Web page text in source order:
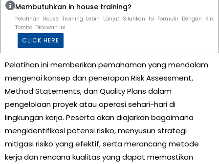
Membutuhkan in house training?
Pelatihan House Training Lebih Lanjut Silahkan Isi Formulir Dengan Klik
Tombol Dibawah Ini
CLICK HERE
Pelatihan ini memberikan pemahaman yang mendalam
mengenai konsep dan penerapan Risk Assessment,
Method Statements, dan Quality Plans dalam
pengelolaan proyek atau operasi sehari-hari di
lingkungan kerja. Peserta akan diajarkan bagaimana
mengidentifikasi potensi risiko, menyusun strategi
mitigasi risiko yang efektif, serta merancang metode
kerja dan rencana kualitas yang dapat memastikan